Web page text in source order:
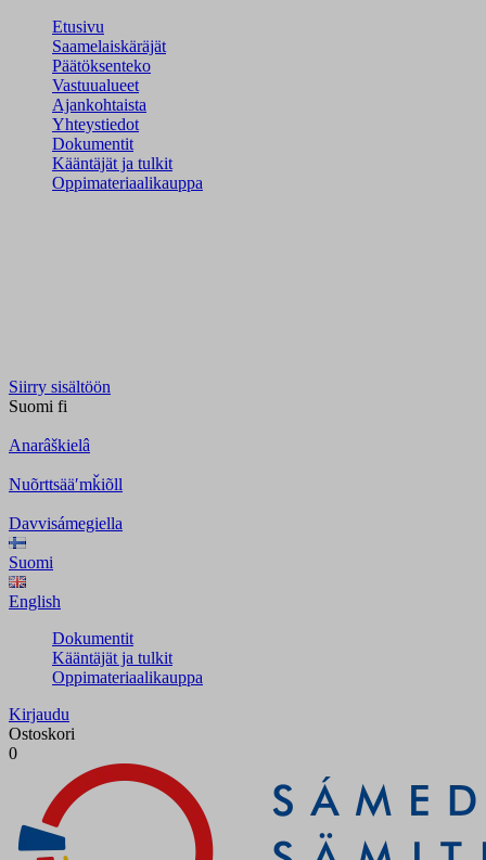
Etusivu
Saamelaiskäräjät
Päätöksenteko
Vastuualueet
Ajankohtaista
Yhteystiedot
Dokumentit
Kääntäjät ja tulkit
Oppimateriaalikauppa
Siirry sisältöön
Suomi fi
Anarâškielâ
Nuõrttsääʹmǩiõll
Davvisámegiella
Suomi
English
Dokumentit
Kääntäjät ja tulkit
Oppimateriaalikauppa
Kirjaudu
Ostoskori
0